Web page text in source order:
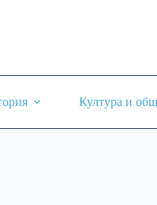
Култура и